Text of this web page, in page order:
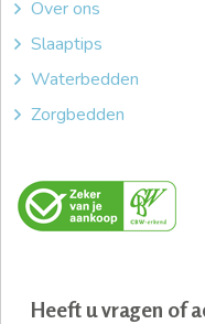
Over ons
Slaaptips
Waterbedden
Zorgbedden
Heeft u vragen of